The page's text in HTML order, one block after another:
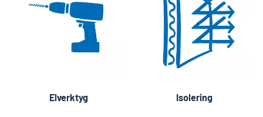
Elverktyg Isolering